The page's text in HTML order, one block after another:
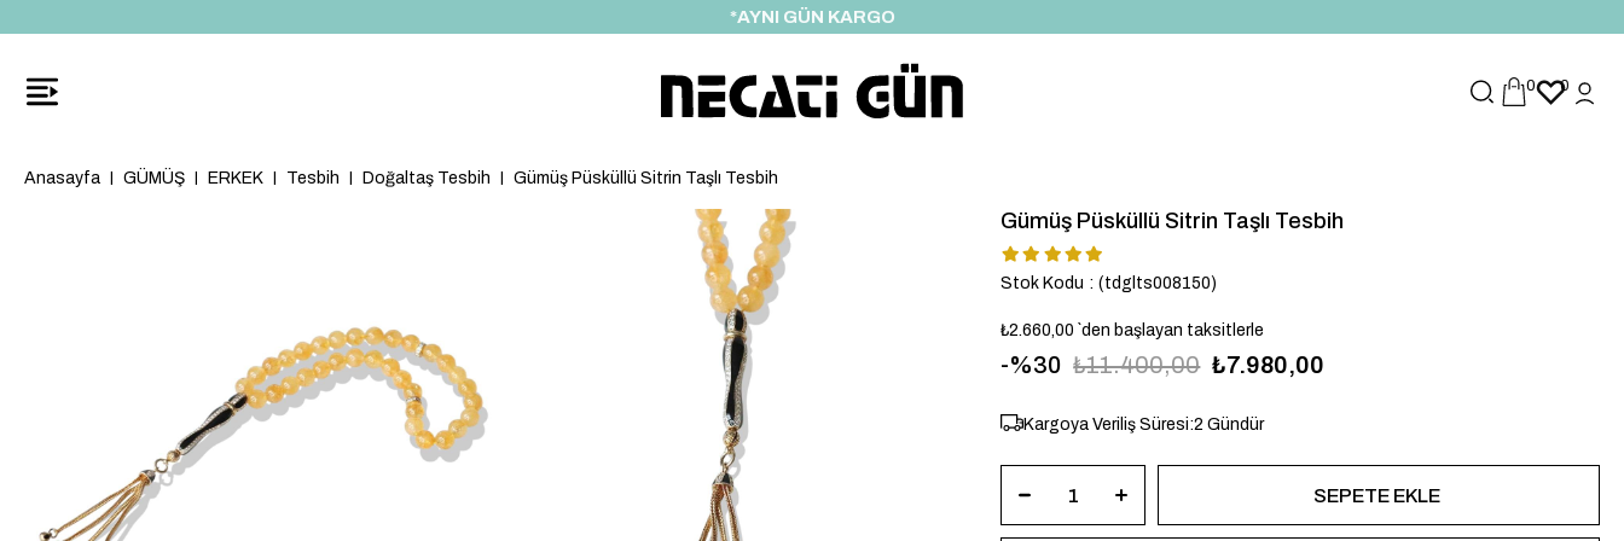
*HEDİYE PAKETİ & NOTU
0 0
Anasayfa GÜMÜŞ ERKEK Tesbih Doğaltaş Tesbih Gümüş Püsküllü Sitrin Taşlı Tesbih
Gümüş Püsküllü Sitrin Taşlı Tesbih
Stok Kodu (tdglts008150)
₺2.660,00 `den başlayan taksitlerle
30 ₺11.400,00 ₺7.980,00
Kargoya Veriliş Süresi:2 Gündür